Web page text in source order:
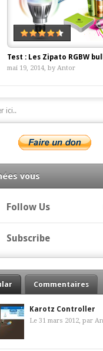
Test : Les Zipato RGBW
mai 19, 2014, by Antor
vous
Follow Us
Subscribe
Commentaires
Karotz Controller
Le 31 mars 2012, par